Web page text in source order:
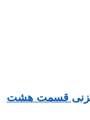
دیزنی قسمت هشت